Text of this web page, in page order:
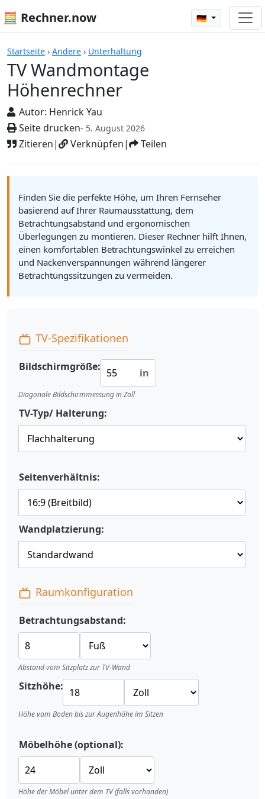
🧮 Rechner.now 🇩🇪
Startseite › Andere › Unterhaltung
TV Wandmontage
Höhenrechner
Autor: Henrick Yau
Seite drucken- 5. August 2026
Zitieren| Verknüpfen| Teilen
Rechner
Finden Sie die perfekte Höhe, um Ihren Fernseher
basierend auf Ihrer Raumausstattung, dem
Betrachtungsabstand und ergonomischen
Überlegungen zu montieren. Dieser Rechner hilft Ihnen,
einen komfortablen Betrachtungswinkel zu erreichen
und Nackenverspannungen während längerer
Betrachtungssitzungen zu vermeiden.
TV-Spezifikationen
Bildschirmgröße: in
Diagonale Bildschirmmessung in Zoll
TV-Typ/ Halterung:
Seitenverhältnis:
Wandplatzierung:
Raumkonfiguration
Betrachtungsabstand:
Abstand vom Sitzplatz zur TV-Wand
Sitzhöhe:
Höhe vom Boden bis zur Augenhöhe im Sitzen
Möbelhöhe (optional):
Höhe der Möbel unter dem TV (falls vorhanden)